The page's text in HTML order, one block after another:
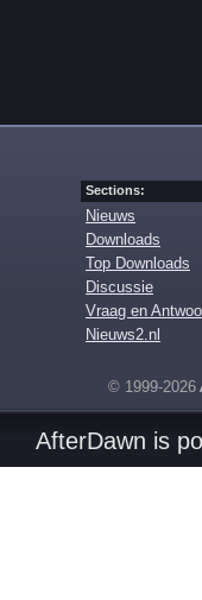
Sections:
Nieuws
Downloads
Top Downloads
Discussie
Vraag en
Nieuws2.nl
© 1999-2026
AfterDawn is